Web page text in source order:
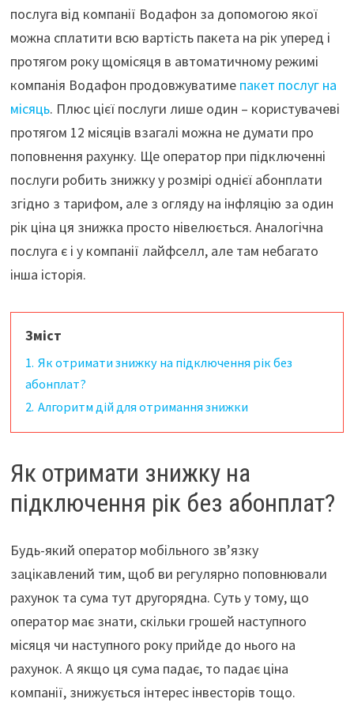
послуга від компанії Водафон за допомогою якої
можна сплатити всю вартість пакета на рік уперед і
протягом року щомісяця в автоматичному режимі
компанія Водафон продовжуватиме пакет послуг на
місяць. Плюс цієї послуги лише один – користувачеві
протягом 12 місяців взагалі можна не думати про
поповнення рахунку. Ще оператор при підключенні
послуги робить знижку у розмірі однієї абонплати
згідно з тарифом, але з огляду на інфляцію за один
рік ціна ця знижка просто нівелюється. Аналогічна
послуга є і у компанії лайфселл, але там небагато
інша історія.
Зміст
1. Як отримати знижку на підключення рік без
абонплат?
2. Алгоритм дій для отримання знижки
Як отримати знижку на
підключення рік без абонплат?
Будь-який оператор мобільного зв’язку
зацікавлений тим, щоб ви регулярно поповнювали
рахунок та сума тут другорядна. Суть у тому, що
оператор має знати, скільки грошей наступного
місяця чи наступного року прийде до нього на
рахунок. А якщо ця сума падає, то падає ціна
компанії, знижується інтерес інвесторів тощо.